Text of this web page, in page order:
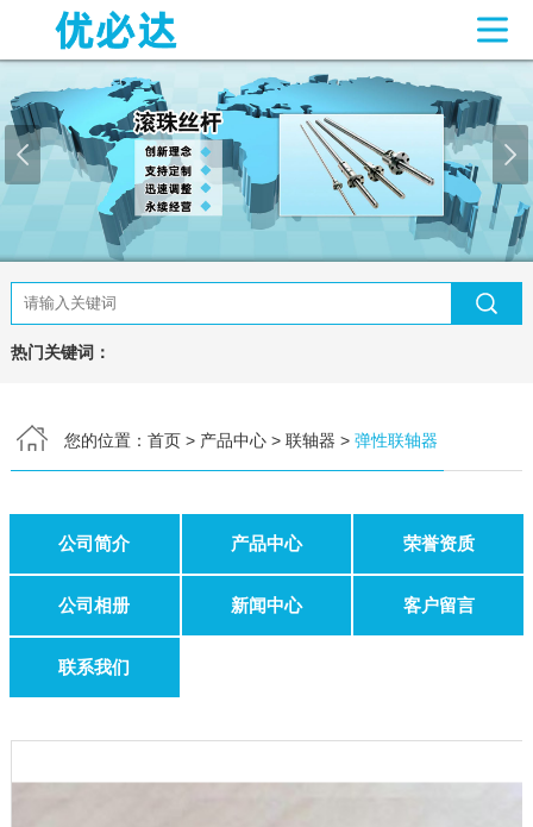
网站首页
关于我们
产品中心
新闻中心
常见问题
热门关键词：
您的位置： 首页> 产品中心> 联轴器 > 弹性联轴器
公司简介 产品中心 荣誉资质
公司相册 新闻中心 客户留言
联系我们